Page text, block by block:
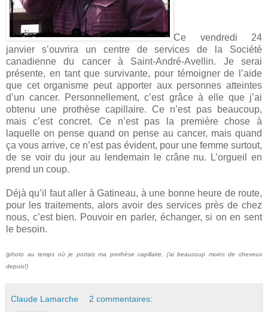
Ce vendredi 24
janvier s’ouvrira un centre de services de la Société
canadienne du cancer à Saint-André-Avellin. Je serai
présente, en tant que survivante, pour témoigner de l’aide
que cet organisme peut apporter aux personnes atteintes
d’un cancer. Personnellement, c’est grâce à elle que j’ai
obtenu une prothèse capillaire. Ce n’est pas beaucoup,
mais c’est concret. Ce n’est pas la première chose à
laquelle on pense quand on pense au cancer, mais quand
ça vous arrive, ce n’est pas évident, pour une femme surtout,
de se voir du jour au lendemain le crâne nu. L’orgueil en
prend un coup.
Déjà qu’il faut aller à Gatineau, à une bonne heure de route,
pour les traitements, alors avoir des services près de chez
nous, c’est bien. Pouvoir en parler, échanger, si on en sent
le besoin.
(photo au temps où je portais ma prothèse capillaire, j'ai beaucoup moins de cheveux
depuis!)
Claude Lamarche 2 commentaires: